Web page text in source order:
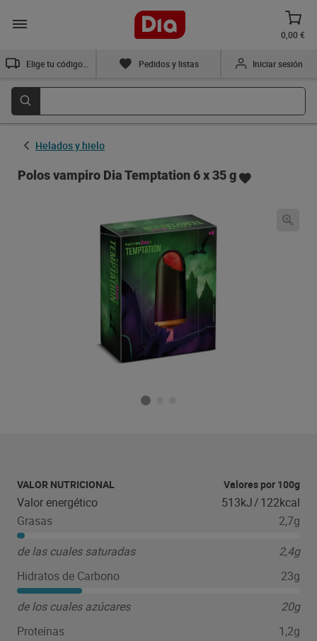
0,00 €
Pedidos y listas Iniciar sesión
Helados y hielo
Polos vampiro Dia Temptation 6 x 35 g
VALOR NUTRICIONAL Valores por 100g
Valor energético 513kJ/122kcal
Grasas
2,7g
de las cuales saturadas
2,4g
Hidratos de Carbono
23g
de los cuales azúcares
20g
Proteínas
1,2g